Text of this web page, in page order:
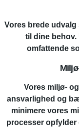
Vores brede
til dine behov.
omfattende
Vores miljø-
ansvarlighed og
minimere vores
processer opfylder